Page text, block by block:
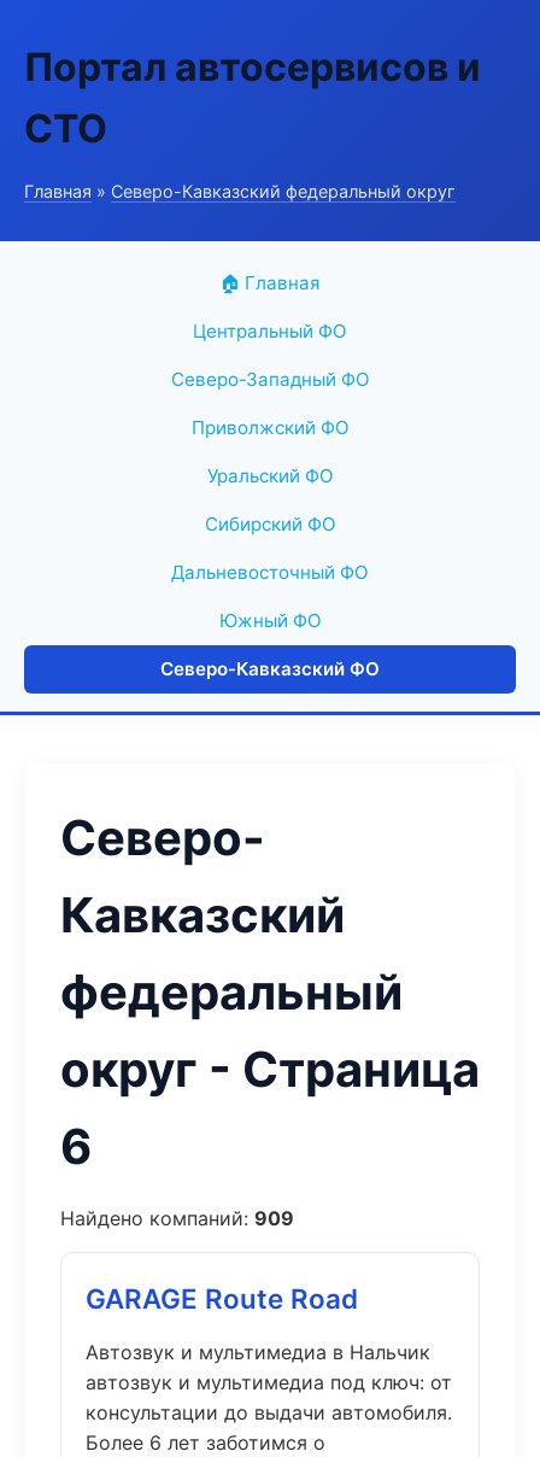
Портал автосервисов и
СТО
Главная » Северо-Кавказский федеральный округ
🏠 Главная
Центральный ФО
Северо-Западный ФО
Приволжский ФО
Уральский ФО
Сибирский ФО
Дальневосточный ФО
Южный ФО
Северо-Кавказский ФО
Северо-
Кавказский
федеральный
округ - Страница
6
Найдено компаний: 909
GARAGE Route Road
Автозвук и мультимедиа в Нальчик
автозвук и мультимедиа под ключ: от
консультации до выдачи автомобиля.
Более 6 лет заботимся о